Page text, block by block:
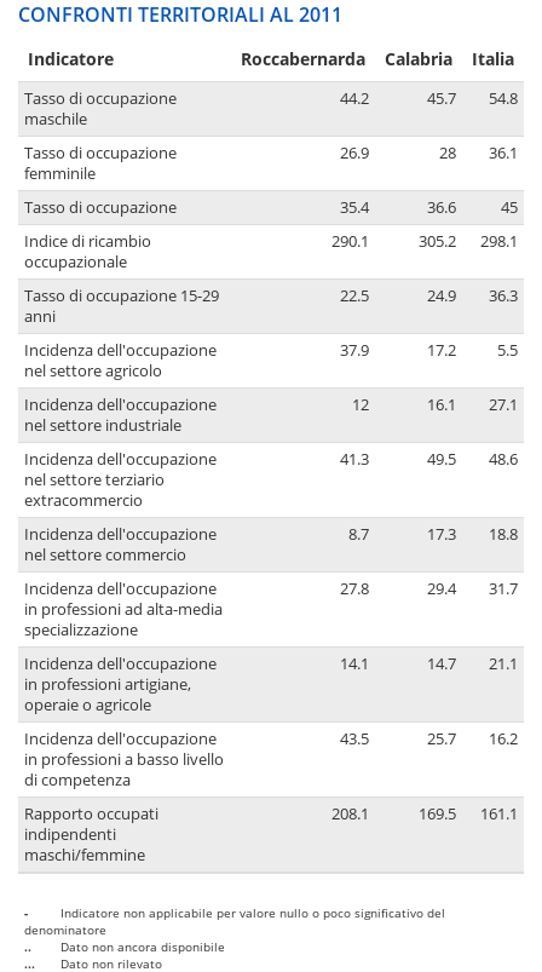
CONFRONTI TERRITORIALI AL 2011
Indicatore Roccabernarda Calabria Italia
Tasso di occupazione
maschile
44.2 45.7 54.8
Tasso di occupazione
femminile
26.9 28 36.1
Tasso di occupazione 35.4 36.6
45
Indice di ricambio
occupazionale
290.1 305.2 298.1
Tasso di occupazione 15-29
anni
22.5 24.9 36.3
Incidenza dell'occupazione
nel settore agricolo
37.9 17.2 5.5
Incidenza dell'occupazione
nel settore industriale
12 16.1 27.1
Incidenza dell'occupazione
nel settore terziario
extracommercio
41.3 49.5 48.6
Incidenza dell'occupazione
nel settore commercio
8.7 17.3 18.8
Incidenza dell'occupazione
in professioni ad alta-media
specializzazione
27.8 29.4 31.7
Incidenza dell'occupazione
in professioni artigiane,
operaie o agricole
14.1 14.7 21.1
Incidenza dell'occupazione
in professioni a basso livello
di competenza
43.5 25.7 16.2
Rapporto occupati
indipendenti
maschi/femmine
208.1 169.5 161.1
-
Indicatore non applicabile per valore nullo o poco significativo del
denominatore
..
Dato non ancora disponibile
...
Dato non rilevato